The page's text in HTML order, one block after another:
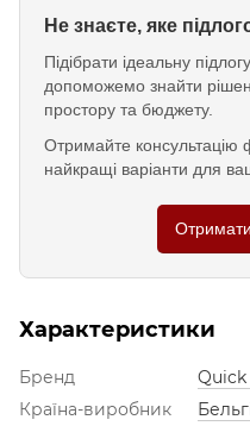
Не знаєте, яке
Підібрати ідеальну
допоможемо знайти
простору та бюджету.
Отримайте консультацію
найкращі варіанти для
Характеристики
Бренд
Quick
Країна-виробник